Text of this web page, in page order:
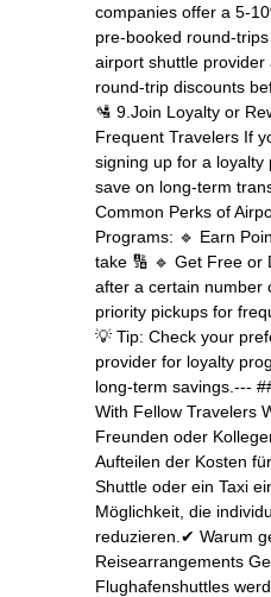
companies offer a 5-
pre‑booked
airport shuttle provider
round‑trip discounts
🛂 9.Join Loyalty or
Frequent Travelers If
signing up for a loyalty
save on long‑term
Common Perks of
Programs: 🔹 Earn
take 🔢 🔹 Get Free or
after a certain
priority pickups for
💡 Tip: Check your
provider for loyalty
long‑term savings.---
With Fellow Travelers
Freunden oder
Aufteilen der Kosten
Shuttle oder ein Taxi
Möglichkeit, die
reduzieren.✔ Warum
Reisearrangements
Flughafenshuttles